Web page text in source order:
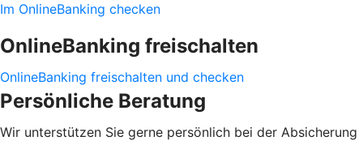
Im OnlineBanking checken
OnlineBanking freischalten
OnlineBanking freischalten und checken
Persönliche Beratung
Wir unterstützen Sie gerne persönlich bei der Absicherung